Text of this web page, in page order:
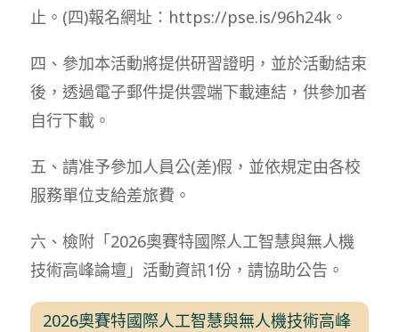
止。(四)報名網址：https://pse.is/96h24k。
四、參加本活動將提供研習證明，並於活動結束
後，透過電子郵件提供雲端下載連結，供參加者
自行下載。
五、請准予參加人員公(差)假，並依規定由各校
服務單位支給差旅費。
六、檢附「2026奧賽特國際人工智慧與無人機
技術高峰論壇」活動資訊1份，請協助公告。
2026奧賽特國際人工智慧與無人機技術高峰